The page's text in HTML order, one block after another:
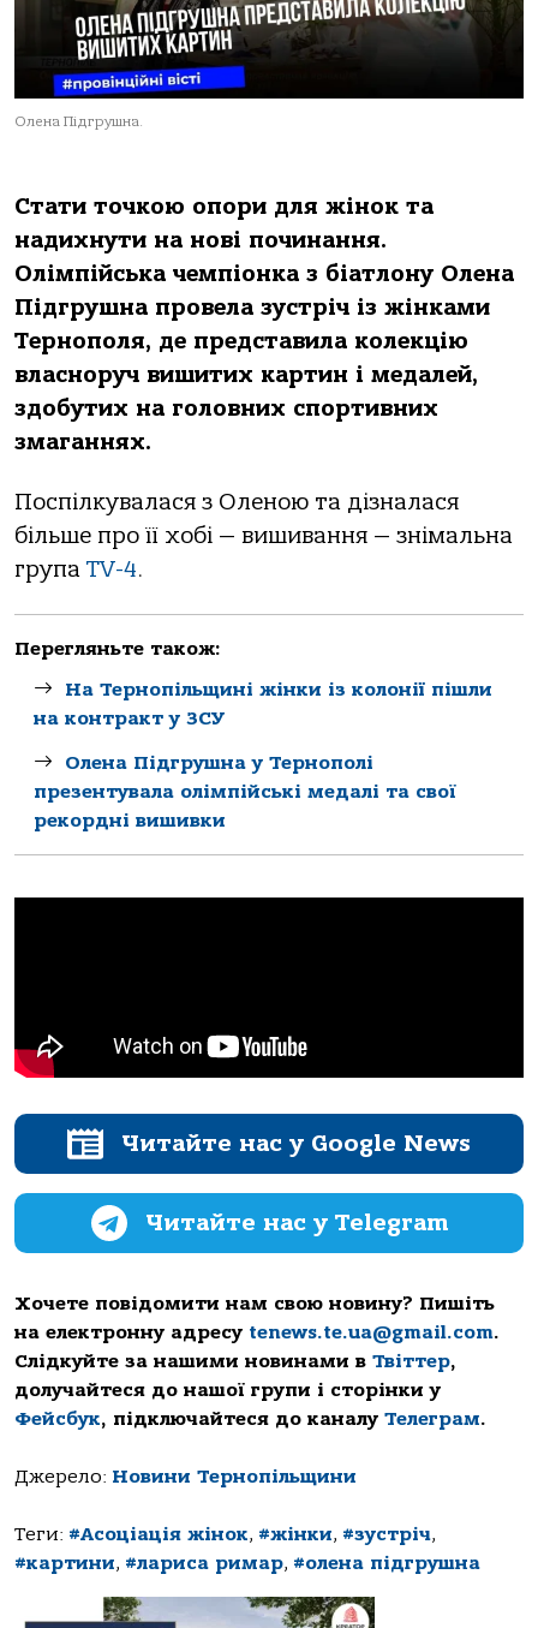
Олена Підгрушна.
Стати точкою опори для жінок та
надихнути на нові починання.
Олімпійська чемпіонка з біатлону Олена
Підгрушна провела зустріч із жінками
Тернополя, де представила колекцію
власноруч вишитих картин і медалей,
здобутих на головних спортивних
змаганнях.
Поспілкувалася з Оленою та дізналася
більше про її хобі — вишивання — знімальна
група ТV-4.
Перегляньте також:
На Тернопільщині жінки із колонії пішли
на контракт у ЗСУ
Олена Підгрушна у Тернополі
презентувала олімпійські медалі та свої
рекордні вишивки
Читайте нас у Google News
Читайте нас у Telegram
Хочете повідомити нам свою новину? Пишіть
на електронну адресу tenews.te.ua@gmail.com.
Слідкуйте за нашими новинами в Твіттер,
долучайтеся до нашої групи і сторінки у
Фейсбук, підключайтеся до каналу Телеграм.
Джерело: Новини Тернопільщини
Теги: #Асоціація жінок, #жінки, #зустріч,
#картини, #лариса римар, #олена підгрушна